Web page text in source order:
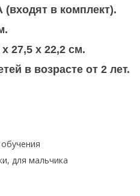
в комплект).
27,5 х 22,2 см.
в возрасте от 2 лет.
для мальчика